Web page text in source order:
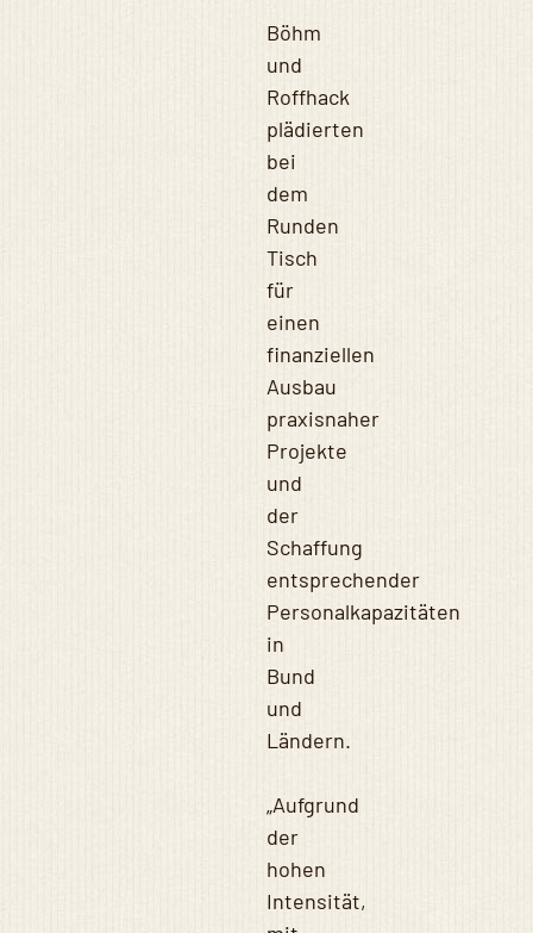
Böhm
und
Roffhack
plädierten
bei
dem
Runden
Tisch
für
einen
finanziellen
Ausbau
praxisnaher
Projekte
und
der
Schaffung
entsprechender
Personalkapazitäten
in
Bund
und
Ländern.
„Aufgrund
der
hohen
Intensität,